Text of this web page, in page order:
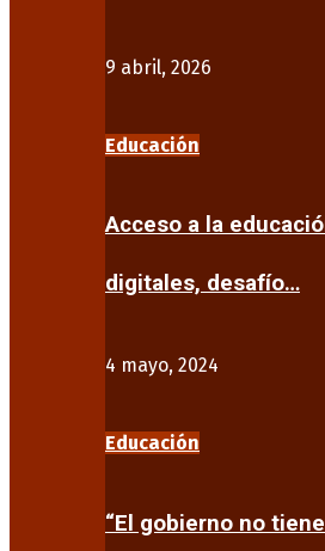
9 abril, 2026
Educación
Acceso a la
digitales, desafío…
4 mayo, 2024
Educación
“El gobierno no